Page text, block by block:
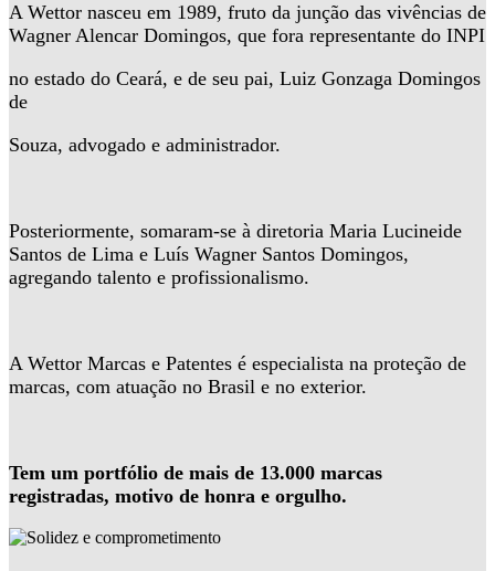
A Wettor nasceu em 1989, fruto da junção das vivências de
Wagner Alencar Domingos, que fora representante do INPI
no estado do Ceará, e de seu pai, Luiz Gonzaga Domingos
de
Souza, advogado e administrador.
Posteriormente, somaram-se à diretoria Maria Lucineide
Santos de Lima e Luís Wagner Santos Domingos,
agregando talento e profissionalismo.
A Wettor Marcas e Patentes é especialista na proteção de
marcas, com atuação no Brasil e no exterior.
Tem um portfólio de mais de 13.000 marcas
registradas, motivo de honra e orgulho.